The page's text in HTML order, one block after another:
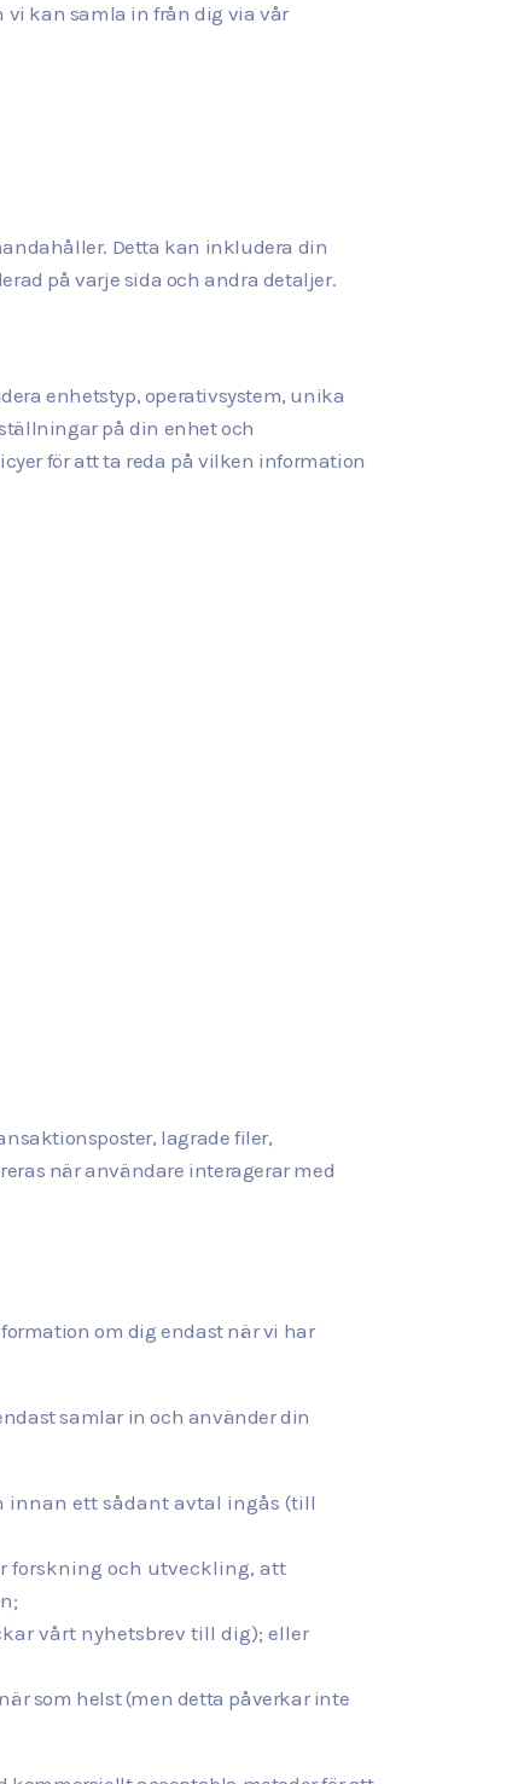
vi kan samla in från dig via vår
Detta kan inkludera din
på varje sida och andra detaljer.
enhetstyp, operativsystem, unika
på din enhet och
för att ta reda på vilken information
lagrade filer,
när användare interagerar med
om dig endast när vi har
samlar in och använder din
innan ett sådant avtal ingås (till
forskning och utveckling, att
vårt nyhetsbrev till dig); eller
som helst (men detta påverkar inte